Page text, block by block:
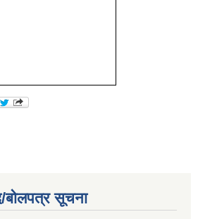
बोलपत्र सूचना